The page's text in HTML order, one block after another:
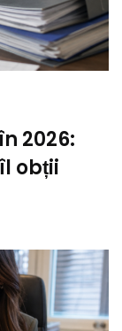
2026:
obții